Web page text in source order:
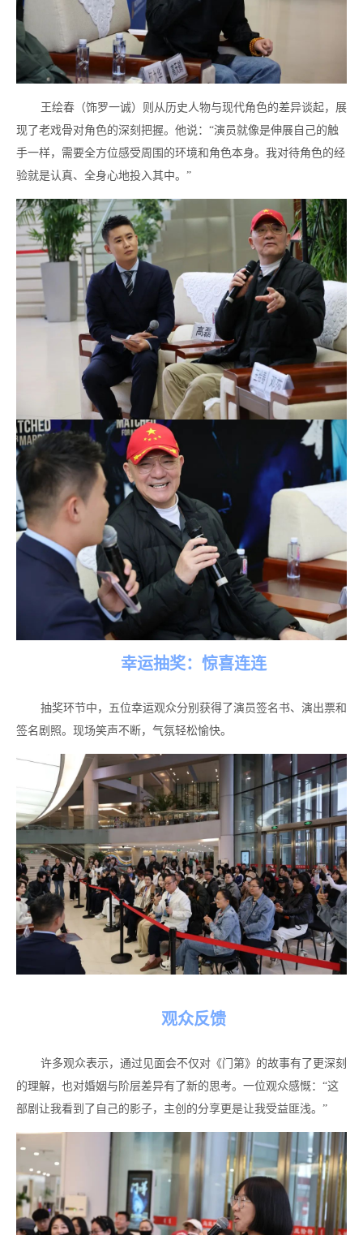
王绘春（饰罗一诚）则从历史人物与现代角色的差异谈起，展
现了老戏骨对角色的深刻把握。他说：“演员就像是伸展自己的触
手一样，需要全方位感受周围的环境和角色本身。我对待角色的经
验就是认真、全身心地投入其中。”
幸运抽奖：惊喜连连
抽奖环节中，五位幸运观众分别获得了演员签名书、演出票和
签名剧照。现场笑声不断，气氛轻松愉快。
观众反馈
许多观众表示，通过见面会不仅对《门第》的故事有了更深刻
的理解，也对婚姻与阶层差异有了新的思考。一位观众感慨：“这
部剧让我看到了自己的影子，主创的分享更是让我受益匪浅。”